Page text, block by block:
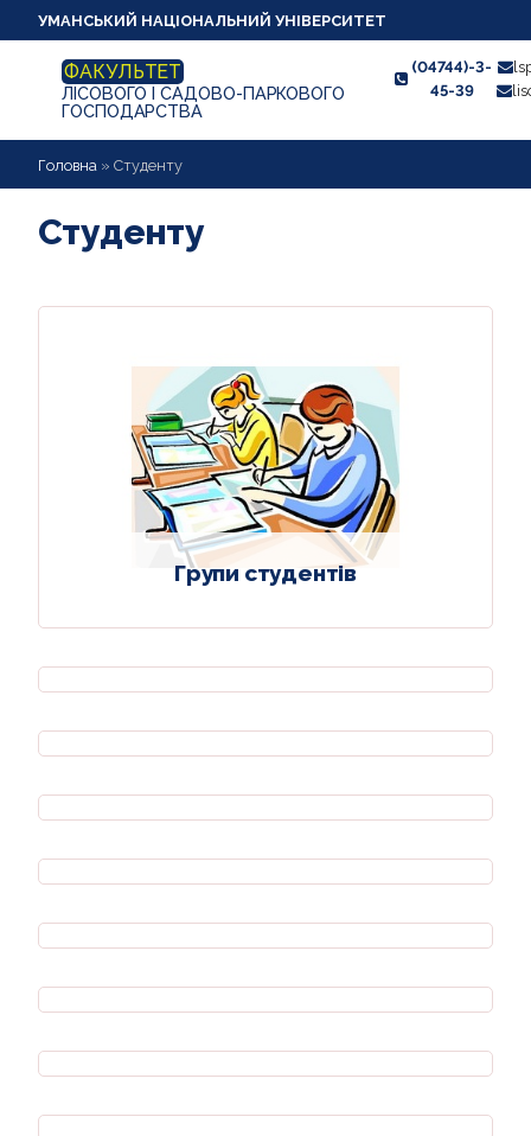
УМАНСЬКИЙ НАЦІОНАЛЬНИЙ УНІВЕРСИТЕТ
ФАКУЛЬТЕТ
ЛІСОВОГО І САДОВО-ПАРКОВОГО
ГОСПОДАРСТВА
(04744)-3-
45-39
ПРО ФАКУЛЬТЕТ
СТУДЕНТУ
КАФЕДРИ
ВИХОВНА РОБОТА
ПРОФОРІЄНТАЦІЙНА РОБОТА
АРХІВНИЙ САЙТ УДПУ
Головна » Студенту
Студенту
Групи студентів